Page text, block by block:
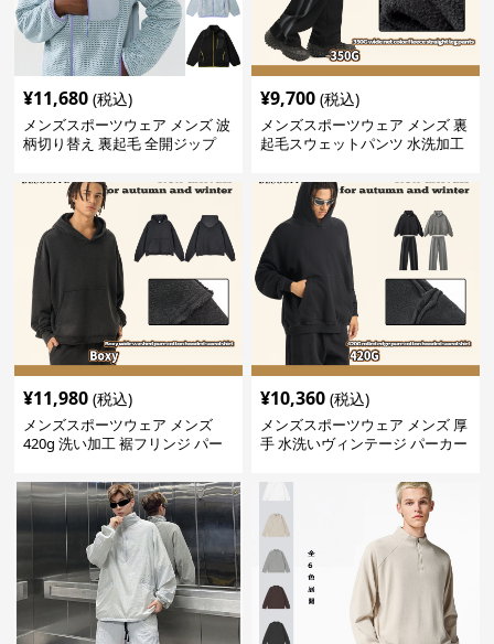
¥11,680 (税込)
メンズスポーツウェア メンズ 波
柄切り替え 裏起毛 全開ジップ
¥9,700 (税込)
メンズスポーツウェア メンズ 裏
起毛スウェットパンツ 水洗加工
¥11,980 (税込)
メンズスポーツウェア メンズ
420g 洗い加工 裾フリンジ パー
¥10,360 (税込)
メンズスポーツウェア メンズ 厚
手 水洗いヴィンテージ パーカー